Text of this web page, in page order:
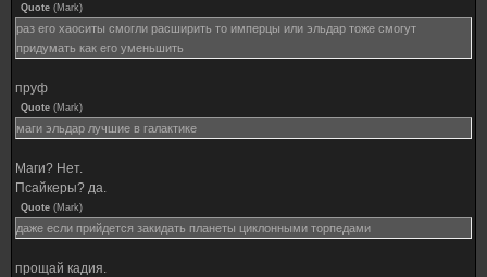
Quote (Mark)
раз его хаоситы смогли расширить то имперцы или эльдар тоже смогут
придумать как его уменьшить
пруф
Quote (Mark)
маги эльдар лучшие в галактике
Маги? Нет.
Псайкеры? да.
Quote (Mark)
даже если прийдется закидать планеты циклонными торпедами
прощай кадия.